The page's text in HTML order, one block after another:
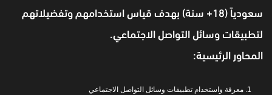
سعودياً (18+ سنة) بهدف قياس استخدامهم وتفضيلاتهم
لتطبيقات وسائل التواصل الاجتماعي.
المحاور الرئيسية:
معرفة واستخدام تطبيقات وسائل التواصل الاجتماعي